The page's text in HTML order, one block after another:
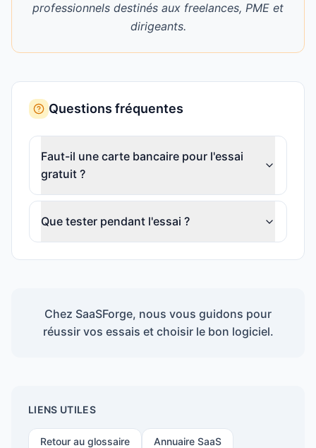
professionnels destinés aux freelances, PME et
dirigeants.
Questions fréquentes
Faut-il une carte bancaire pour l'essai
gratuit ?
Que tester pendant l'essai ?
Chez SaaSForge, nous vous guidons pour
réussir vos essais et choisir le bon logiciel.
LIENS UTILES
Retour au glossaire Annuaire SaaS